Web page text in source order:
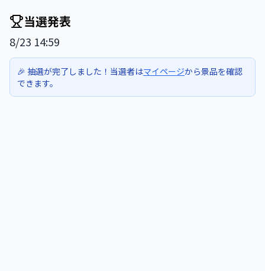
当選発表
8/23 14:59
🎉 抽選が完了しました！当選者はマイページから景品を確認
できます。